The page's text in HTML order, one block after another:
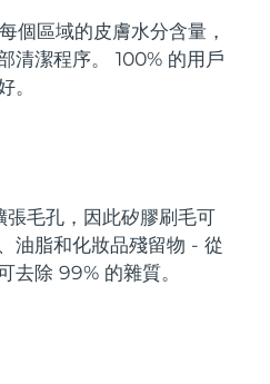
個區域的皮膚水分含量，
清潔程序。 100% 的用戶
。
張毛孔，因此矽膠刷毛可
油脂和化妝品殘留物 - 從
去除 99% 的雜質。
預計送達日期 8/15/26
預計送達日期8/11/26
預計送達日期